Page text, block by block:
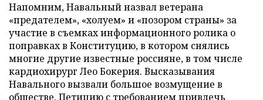
Напомним, Навальный назвал ветерана
«предателем», «холуем» и «позором страны» за
участие в съемках информационного ролика о
поправках в Конституцию, в котором снялись
многие другие известные россияне, в том числе
кардиохирург Лео Бокерия. Высказывания
Навального вызвали большое возмущение в
обществе. Петицию с требованием привлечь